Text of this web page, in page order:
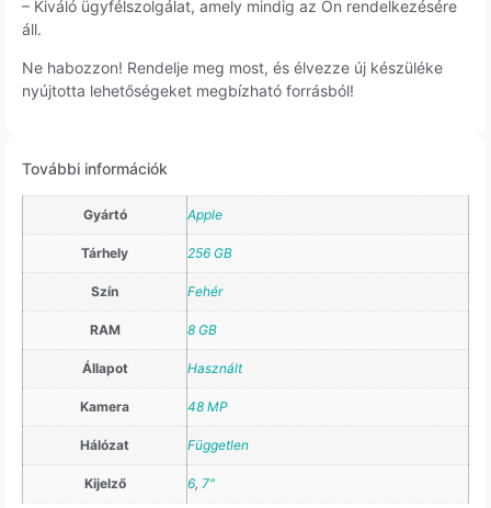
– Kiváló ügyfélszolgálat, amely mindig az Ön rendelkezésére
áll.
Ne habozzon! Rendelje meg most, és élvezze új készüléke
nyújtotta lehetőségeket megbízható forrásból!
További információk
Gyártó Apple
Tárhely 256 GB
Szín Fehér
RAM 8 GB
Állapot Használt
Kamera 48 MP
Hálózat Független
Kijelző 6, 7"